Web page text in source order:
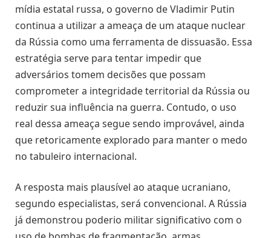
mídia estatal russa, o governo de Vladimir Putin
continua a utilizar a ameaça de um ataque nuclear
da Rússia como uma ferramenta de dissuasão. Essa
estratégia serve para tentar impedir que
adversários tomem decisões que possam
comprometer a integridade territorial da Rússia ou
reduzir sua influência na guerra. Contudo, o uso
real dessa ameaça segue sendo improvável, ainda
que retoricamente explorado para manter o medo
no tabuleiro internacional.
A resposta mais plausível ao ataque ucraniano,
segundo especialistas, será convencional. A Rússia
já demonstrou poderio militar significativo com o